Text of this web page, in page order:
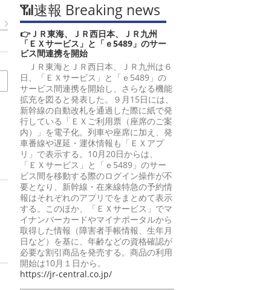
📶速報 Breaking news
👉ＪＲ東海、ＪＲ西日本、ＪＲ九州
「ＥＸサービス」と「ｅ5489」のサー
ビス間連携を開始
ＪＲ東海とＪＲ西日本、ＪＲ九州は６
日、「ＥＸサービス」と「ｅ5489」の
サービス間連携を開始し、さらなる機能
拡充を図ると発表した。９月15日には、
新幹線の自動改札を通過した際に紙で発
行している「ＥＸご利用票（座席のご案
内）」を電子化。列車や座席に加え、発
車番線や遅延・運休情報も「ＥＸアプ
リ」で表示する。10月20日からは、
「ＥＸサービス」と「ｅ5489」のサー
ビス間を移動する際のログイン操作が不
要となり、新幹線・在来線特急の予約情
報はそれぞれのアプリでをまとめて表示
する。このほか、「ＥＸサービス」でマ
イナンバーカードやマイナポータルから
取得した情報（障害者手帳情報、生年月
日など）を基に、年齢などの資格確認が
必要な割引商品を発売する。商品の利用
開始は10月１日から。
https://jr-central.co.jp/